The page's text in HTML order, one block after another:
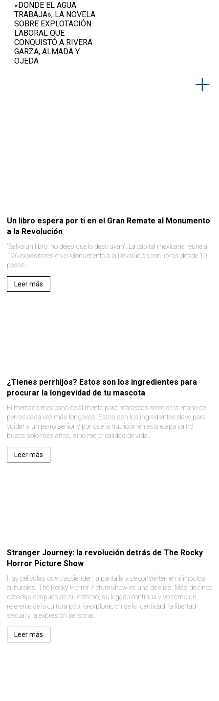
«DONDE EL AGUA
TRABAJA», LA NOVELA
SOBRE EXPLOTACIÓN
LABORAL QUE
CONQUISTÓ A RIVERA
GARZA, ALMADA Y
OJEDA
Un libro espera por ti en el Gran Remate al Monumento
a la Revolución
"Salva un libro, no dejes que lo destruyan". La capital mexicana reúne a
196 expositores en el Monumento a la Revolución con libros desde 10
pesos. .
Leer más
¿Tienes perrhijos? Estos son los ingredientes para
procurar la longevidad de tu mascota
El mercado mexicano de alimento para mascotas crece de la mano de
perros cada vez más longevos. Estos son los ingredientes clave para
cuidar a un perro senior y por qué la nutrición en esta etapa ya no
busca solo más años, sino mejor calidad de vida..
Leer más
Stranger Journey: la revolución detrás de The Rocky
Horror Picture Show
Hay películas que trascienden la pantalla y se convierten en símbolos
culturales. The Rocky Horror Picture Show es una de ellas. Más de cinco
décadas después de su estreno, su legado continúa vivo como un
referente de la cultura pop, la exploración de la identidad, la libertad
sexual y la expresión personal..
Leer más